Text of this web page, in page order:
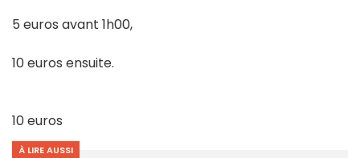
5 euros avant 1h00,
10 euros ensuite.
10 euros
À LIRE AUSSI